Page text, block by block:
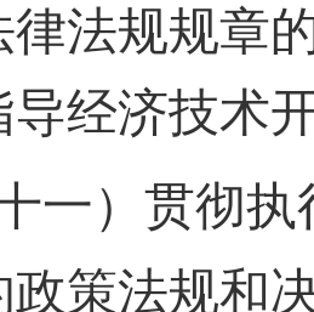
律法规规章
导经济技术
十一）贯彻
政策法规和